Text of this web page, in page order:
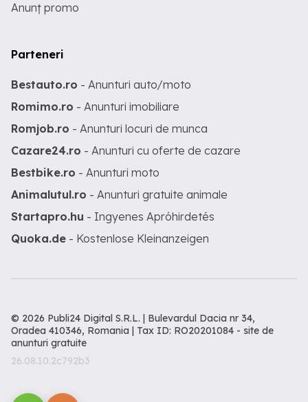
Anunț promo
Parteneri
Bestauto.ro - Anunturi auto/moto
Romimo.ro - Anunturi imobiliare
Romjob.ro - Anunturi locuri de munca
Cazare24.ro - Anunturi cu oferte de cazare
Bestbike.ro - Anunturi moto
Animalutul.ro - Anunturi gratuite animale
Startapro.hu - Ingyenes Apróhirdetés
Quoka.de - Kostenlose Kleinanzeigen
© 2026 Publi24 Digital S.R.L. | Bulevardul Dacia nr 34,
Oradea 410346, Romania | Tax ID: RO20201084 - site de
anunturi gratuite
26.08.10.2c792b3